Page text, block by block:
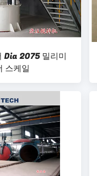
Dia 2075 밀리미
스케일